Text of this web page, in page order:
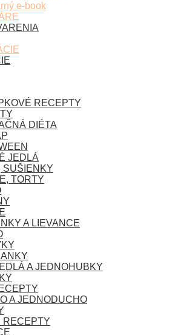
e-book
RECEPTY
DIÉTA
JEDLÁ
SUŠIENKY
TORTY
A LIEVANCE
A JEDNOHUBKY
A JEDNODUCHO
RECEPTY